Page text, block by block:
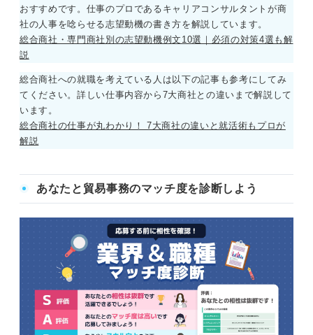
おすすめです。仕事のプロであるキャリアコンサルタントが商
社の人事を唸らせる志望動機の書き方を解説しています。
総合商社・専門商社別の志望動機例文10選｜必須の対策4選も解
説
総合商社への就職を考えている人は以下の記事も参考にしてみ
てください。詳しい仕事内容から7大商社との違いまで解説して
います。
総合商社の仕事が丸わかり！ 7大商社の違いと就活術もプロが
解説
あなたと貿易事務のマッチ度を診断しよう